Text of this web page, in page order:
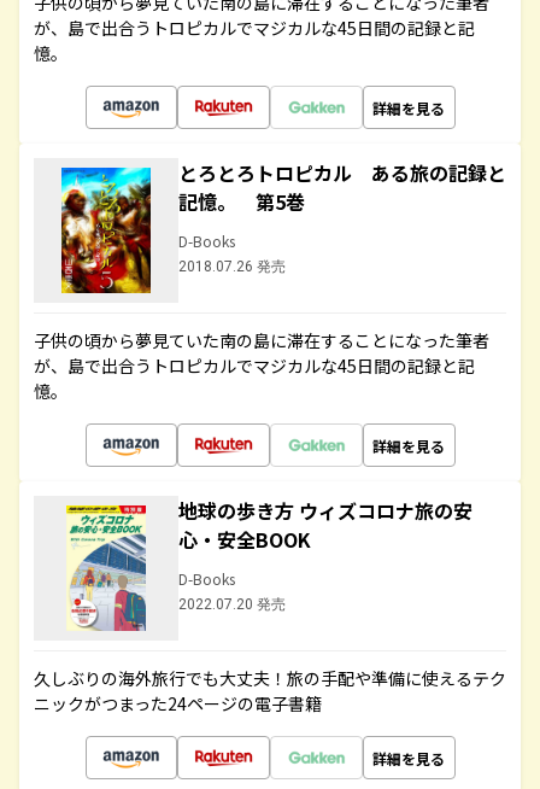
が、島で出合うトロピカルでマジカルな45日間の記録と記
憶。
詳細を見る
とろとろトロピカル ある旅の記録と
記憶。 第5巻
D-Books
2018.07.26 発売
子供の頃から夢見ていた南の島に滞在することになった筆者
が、島で出合うトロピカルでマジカルな45日間の記録と記
憶。
詳細を見る
地球の歩き方 ウィズコロナ旅の安
心・安全BOOK
D-Books
2022.07.20 発売
久しぶりの海外旅行でも大丈夫！旅の手配や準備に使えるテク
ニックがつまった24ページの電子書籍
詳細を見る